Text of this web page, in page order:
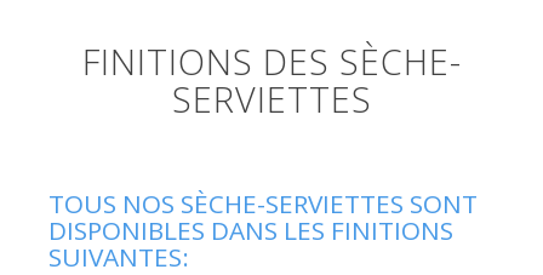
FINITIONS DES SÈCHE-
SERVIETTES
TOUS NOS SÈCHE-SERVIETTES SONT
DISPONIBLES DANS LES FINITIONS
SUIVANTES: